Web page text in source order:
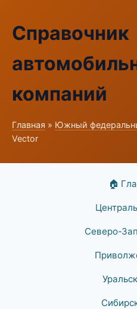
Справочник
компаний
Главная » Южный
Vector
🏠
Северо-